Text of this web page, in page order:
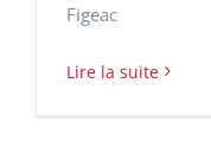
Figeac
Lire la suite